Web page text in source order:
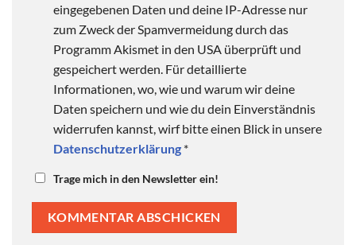
eingegebenen Daten und deine IP-Adresse nur
zum Zweck der Spamvermeidung durch das
Programm Akismet in den USA überprüft und
gespeichert werden. Für detaillierte
Informationen, wo, wie und warum wir deine
Daten speichern und wie du dein Einverständnis
widerrufen kannst, wirf bitte einen Blick in unsere
Datenschutzerklärung *
Trage mich in den Newsletter ein!